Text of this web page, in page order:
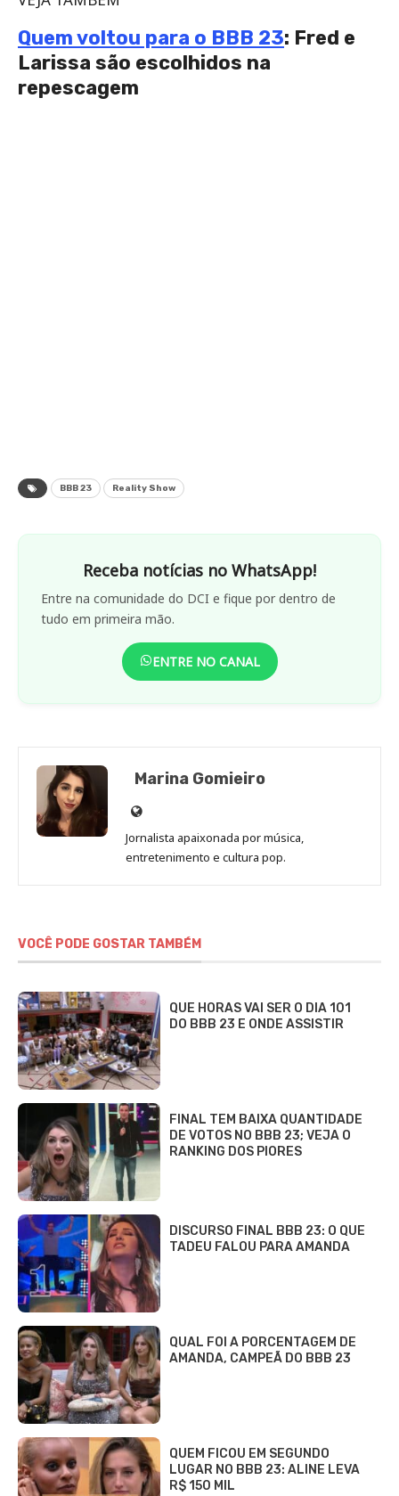
Quem voltou para o BBB 23: Fred e
Larissa são escolhidos na
repescagem
BBB 23 Reality Show
Receba notícias no WhatsApp!
Entre na comunidade do DCI e fique por dentro de
tudo em primeira mão.
ENTRE NO CANAL
Marina Gomieiro
Site
de
Marina
Jornalista apaixonada por música,
entretenimento e cultura pop.
VOCÊ PODE GOSTAR TAMBÉM
QUE HORAS VAI SER O DIA 101
DO BBB 23 E ONDE ASSISTIR
FINAL TEM BAIXA QUANTIDADE
DE VOTOS NO BBB 23; VEJA O
RANKING DOS PIORES
DISCURSO FINAL BBB 23: O QUE
TADEU FALOU PARA AMANDA
QUAL FOI A PORCENTAGEM DE
AMANDA, CAMPEÃ DO BBB 23
QUEM FICOU EM SEGUNDO
LUGAR NO BBB 23: ALINE LEVA
R$ 150 MIL